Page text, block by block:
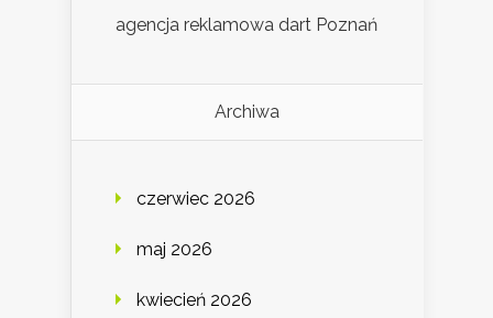
agencja reklamowa dart Poznań
Archiwa
czerwiec 2026
maj 2026
kwiecień 2026